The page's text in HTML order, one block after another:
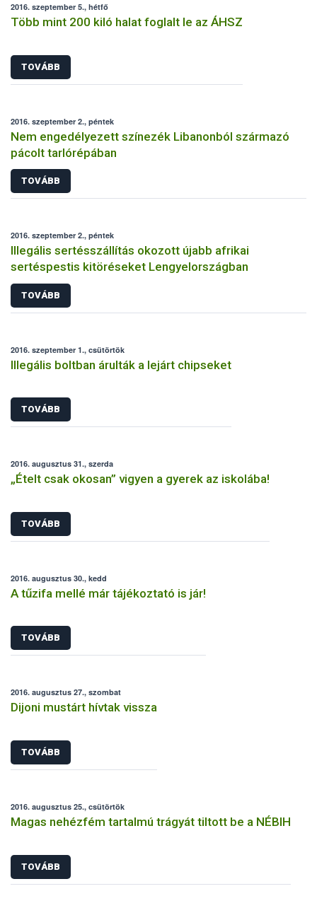
2016. szeptember 5., hétfő
Több mint 200 kiló halat foglalt le az ÁHSZ
TOVÁBB
2016. szeptember 2., péntek
Nem engedélyezett színezék Libanonból származó
pácolt tarlórépában
TOVÁBB
2016. szeptember 2., péntek
Illegális sertésszállítás okozott újabb afrikai
sertéspestis kitöréseket Lengyelországban
TOVÁBB
2016. szeptember 1., csütörtök
Illegális boltban árulták a lejárt chipseket
TOVÁBB
2016. augusztus 31., szerda
„Ételt csak okosan” vigyen a gyerek az iskolába!
TOVÁBB
2016. augusztus 30., kedd
A tűzifa mellé már tájékoztató is jár!
TOVÁBB
2016. augusztus 27., szombat
Dijoni mustárt hívtak vissza
TOVÁBB
2016. augusztus 25., csütörtök
Magas nehézfém tartalmú trágyát tiltott be a NÉBIH
TOVÁBB